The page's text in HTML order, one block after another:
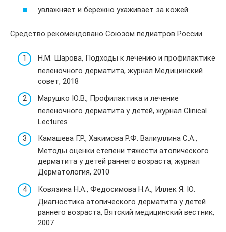
увлажняет и бережно ухаживает за кожей.
Средство рекомендовано Союзом педиатров России.
Н.М. Шарова, Подходы к лечению и профилактике
пеленочного дерматита, журнал Медицинский
совет, 2018
Марушко Ю.В., Профилактика и лечение
пеленочного дерматита у детей, журнал Clinical
Lectures
Камашева Г.Р., Хакимова Р.Ф. Валиуллина С.А.,
Методы оценки степени тяжести атопического
дерматита у детей раннего возраста, журнал
Дерматология, 2010
Ковязина Н.А., Федосимова Н.А., Иллек Я. Ю.
Диагностика атопического дерматита у детей
раннего возраста, Вятский медицинский вестник,
2007